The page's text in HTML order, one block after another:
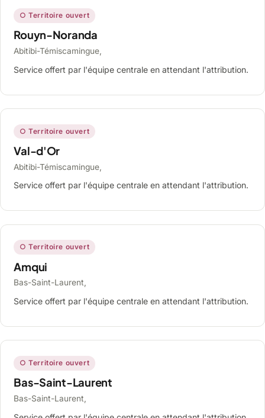
○ Territoire ouvert
Rouyn-Noranda
Abitibi-Témiscamingue,
Service offert par l'équipe centrale en attendant l'attribution.
○ Territoire ouvert
Val-d'Or
Abitibi-Témiscamingue,
Service offert par l'équipe centrale en attendant l'attribution.
○ Territoire ouvert
Amqui
Bas-Saint-Laurent,
Service offert par l'équipe centrale en attendant l'attribution.
○ Territoire ouvert
Bas-Saint-Laurent
Bas-Saint-Laurent,